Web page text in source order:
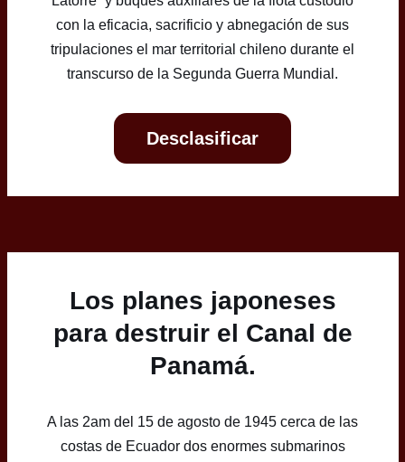
con la eficacia, sacrificio y abnegación de sus
tripulaciones el mar territorial chileno durante el
transcurso de la Segunda Guerra Mundial.
Desclasificar
Los planes japoneses
para destruir el Canal de
Panamá.
A las 2am del 15 de agosto de 1945 cerca de las
costas de Ecuador dos enormes submarinos